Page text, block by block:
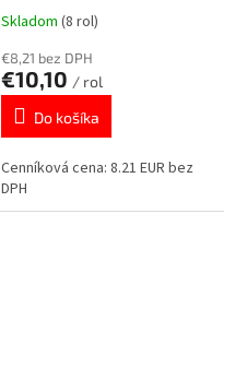
Skladom (8 rol)
€8,21 bez DPH
€10,10 / rol
Do košíka
Cenníková cena: 8.21 EUR bez
DPH